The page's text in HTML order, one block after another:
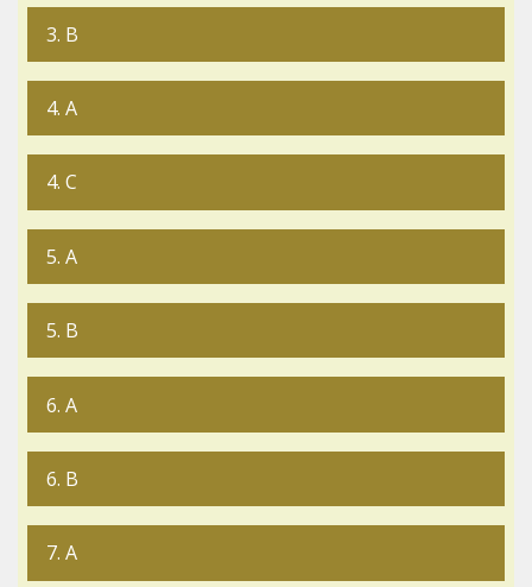
3. B
4. A
4. C
5. A
5. B
6. A
6. B
7. A